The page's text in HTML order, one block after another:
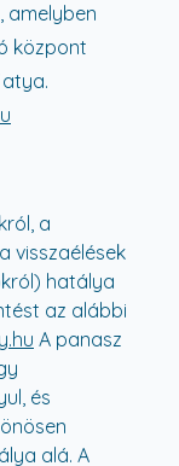
amelyben
központ
a
visszaélések
hatálya
az alábbi
A panasz
és
alá. A